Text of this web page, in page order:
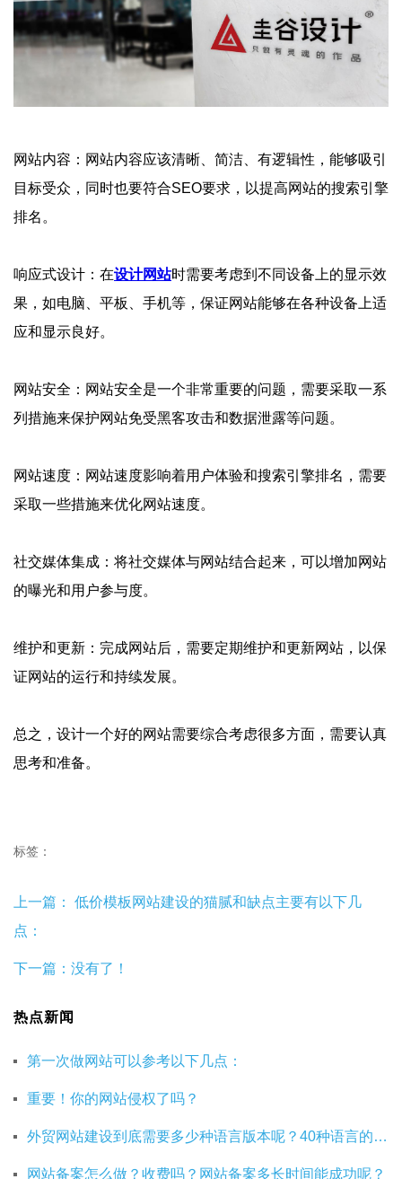
网站内容：网站内容应该清晰、简洁、有逻辑性，能够吸引
目标受众，同时也要符合SEO要求，以提高网站的搜索引擎
排名。
响应式设计：在设计网站时需要考虑到不同设备上的显示效
果，如电脑、平板、手机等，保证网站能够在各种设备上适
应和显示良好。
网站安全：网站安全是一个非常重要的问题，需要采取一系
列措施来保护网站免受黑客攻击和数据泄露等问题。
网站速度：网站速度影响着用户体验和搜索引擎排名，需要
采取一些措施来优化网站速度。
社交媒体集成：将社交媒体与网站结合起来，可以增加网站
的曝光和用户参与度。
维护和更新：完成网站后，需要定期维护和更新网站，以保
证网站的运行和持续发展。
总之，设计一个好的网站需要综合考虑很多方面，需要认真
思考和准备。
标签：
上一篇：
低价模板网站建设的猫腻和缺点主要有以下几
点：
下一篇：没有了！
热点新闻
第一次做网站可以参考以下几点：
重要！你的网站侵权了吗？
外贸网站建设到底需要多少种语言版本呢？40种语言的网站建设有必要吗？
网站备案怎么做？收费吗？网站备案多长时间能成功呢？